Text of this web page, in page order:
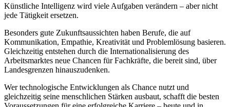
Künstliche Intelligenz wird viele Aufgaben verändern – aber nicht
jede Tätigkeit ersetzen.
Besonders gute Zukunftsaussichten haben Berufe, die auf
Kommunikation, Empathie, Kreativität und Problemlösung basieren.
Gleichzeitig entstehen durch die Internationalisierung des
Arbeitsmarktes neue Chancen für Fachkräfte, die bereit sind, über
Landesgrenzen hinauszudenken.
Wer technologische Entwicklungen als Chance nutzt und
gleichzeitig seine menschlichen Stärken ausbaut, schafft die besten